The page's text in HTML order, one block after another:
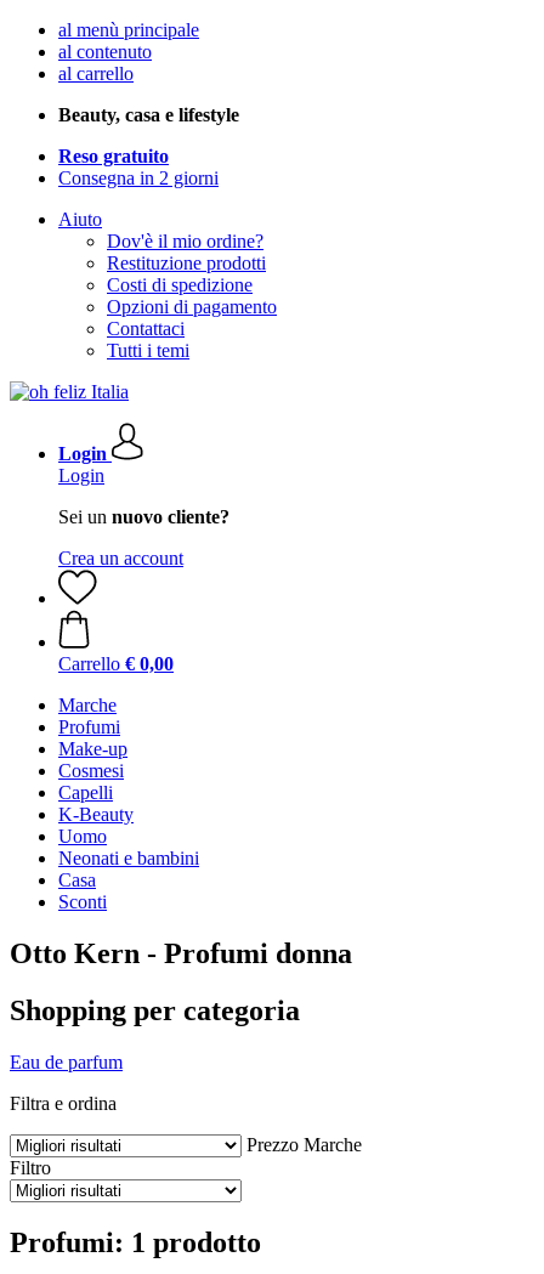
al menù principale
al contenuto
al carrello
Beauty, casa e lifestyle
Reso gratuito
Consegna in 2 giorni
Aiuto
Dov'è il mio ordine?
Restituzione prodotti
Costi di spedizione
Opzioni di pagamento
Contattaci
Tutti i temi
Login
Login
Sei un nuovo cliente?
Crea un account
Carrello € 0,00
Marche
Profumi
Make-up
Cosmesi
Capelli
K-Beauty
Uomo
Neonati e bambini
Casa
Sconti
Otto Kern - Profumi donna
Shopping per categoria
Eau de parfum
Filtra e ordina
Prezzo Marche
Filtro
Profumi: 1 prodotto